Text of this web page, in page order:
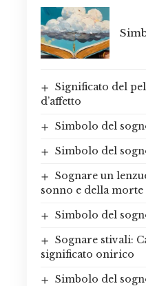
Significato del
d’affetto
Simbolo del
Simbolo del
Sognare un
sonno e della morte
Simbolo del
Sognare stivali:
significato onirico
Simbolo del